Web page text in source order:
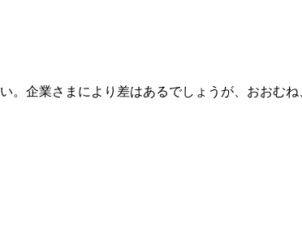
。企業さまにより差はあるでしょうが、おおむ